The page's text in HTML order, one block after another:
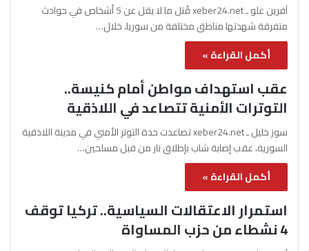
آفرين علو ـ xeber24.net قُتل ما لا يقل عن 5 أشخاص في حوادث
متفرقة شهدتها مناطق مختلفة من سوريا، خلال…
أكمل القراءة »
عقب استهداف مواطن أمام كنيسة..
التوترات الأمنية تتصاعد في اللاذقية
سوز خليل ـ xeber24.net تصاعدت حدة التوتر الأمني في مدينة اللاذقية
السورية، عقب إصابة شاب بإطلاق نار من قبل مسلحين…
أكمل القراءة »
استمرار الاعتقالات السياسية.. تركيا توقف
4 نشطاء من حزب المساواة